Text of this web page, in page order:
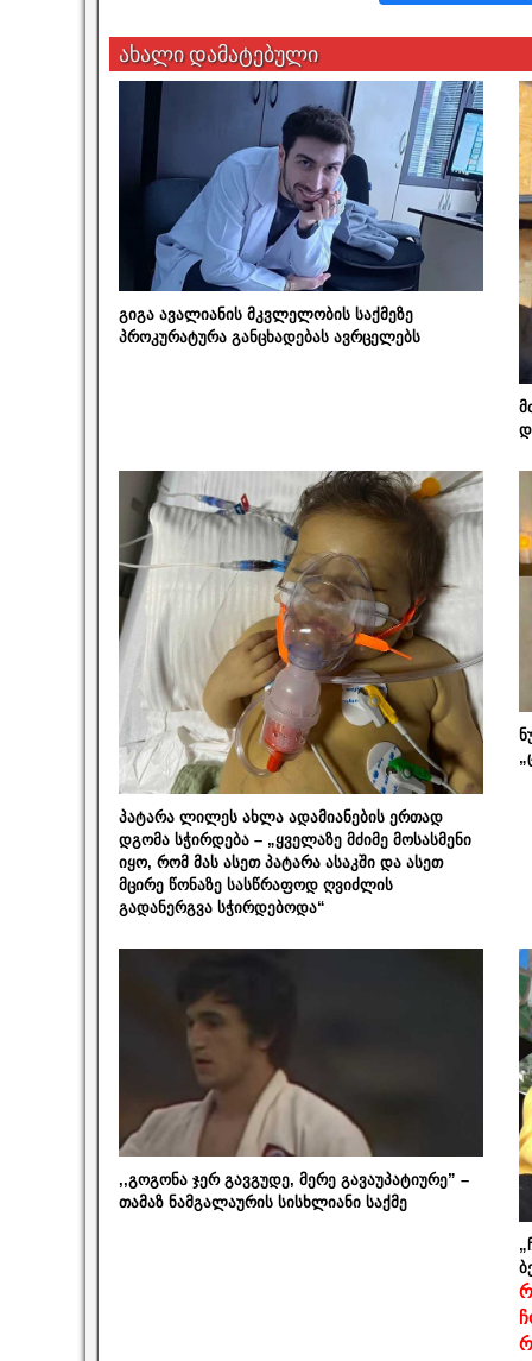
ახალი დამატებული
გიგა ავალიანის მკვლელობის საქმეზე
პროკურატურა განცხადებას ავრცელებს
პატარა ლილეს ახლა ადამიანების ერთად
დგომა სჭირდება – „ყველაზე მძიმე მოსასმენი
იყო, რომ მას ასეთ პატარა ასაკში და ასეთ
მცირე წონაზე სასწრაფოდ ღვიძლის
გადანერგვა სჭირდებოდა“
,,გოგონა ჯერ გავგუდე, მერე გავაუპატიურე” –
თამაზ ნამგალაურის სისხლიანი საქმე